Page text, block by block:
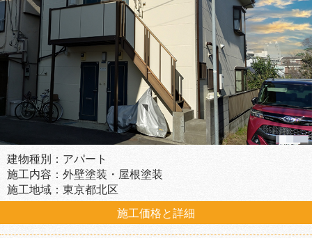
建物種別：アパート
施工内容：外壁塗装・屋根塗装
施工地域：東京都北区
施工価格と詳細